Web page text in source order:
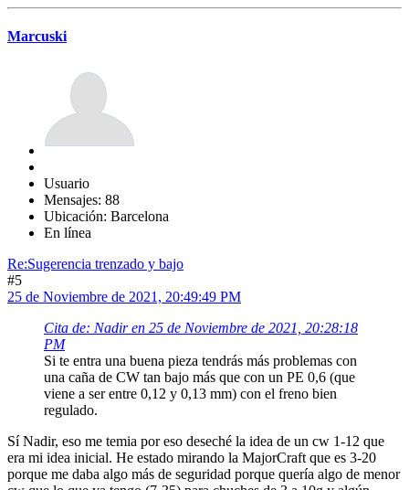
Marcuski
Usuario
Mensajes: 88
Ubicación: Barcelona
En línea
Re:Sugerencia trenzado y bajo
#5
25 de Noviembre de 2021, 20:49:49 PM
Cita de: Nadir en 25 de Noviembre de 2021, 20:28:18
PM
Si te entra una buena pieza tendrás más problemas con
una caña de CW tan bajo más que con un PE 0,6 (que
viene a ser entre 0,12 y 0,13 mm) con el freno bien
regulado.
Sí Nadir, eso me temia por eso deseché la idea de un cw 1-12 que
era mi idea inicial. He estado mirando la MajorCraft que es 3-20
porque me daba algo más de seguridad porque quería algo de menor